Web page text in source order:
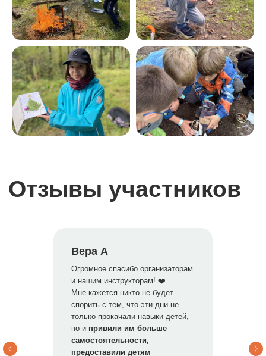
Вера А
Огромное спасибо организаторам
и нашим инструкторам! ❤️
Мне кажется никто не будет
спорить с тем, что эти дни не
только прокачали навыки детей,
но и привили им больше
самостоятельности,
предоставили детям
+7
Сколько билетов вам нужно?
– +
Нажимая на кнопку, вы
Заполнить форму